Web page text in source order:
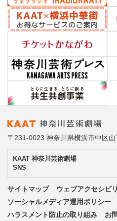
〒231-0023 神奈川県横浜市中区
KAAT 神奈川芸術劇場
SNS
サイトマップ ウェブアクセシビ
ソーシャルメディア運用ポリシー
ハラスメント防止の取り組み
お